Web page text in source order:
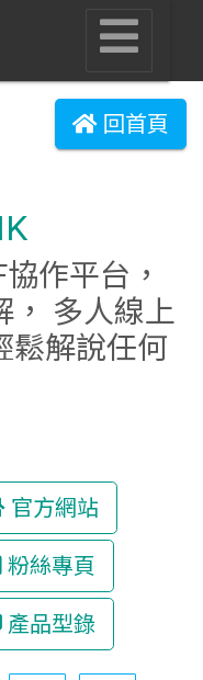
回首頁
作平台，
， 多人線上
鬆解說任何
官方網站
粉絲專頁
產品型錄